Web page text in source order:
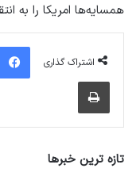
همسایه‌ها امریکا را به
اشتراک گذاری
تازه ترین خبرها